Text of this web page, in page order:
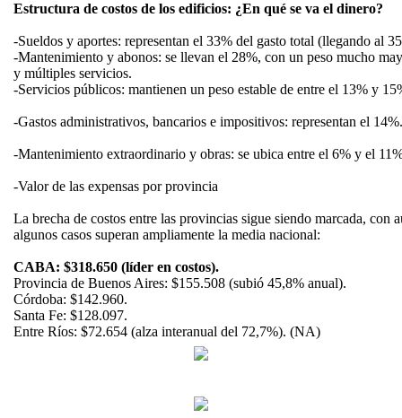
Estructura de costos de los edificios: ¿En qué se va el dinero?
-Sueldos y aportes: representan el 33% del gasto total (llegando al
-Mantenimiento y abonos: se llevan el 28%, con un peso mucho
y múltiples servicios.
-Servicios públicos: mantienen un peso estable de entre el 13% y
-Gastos administrativos, bancarios e impositivos: representan el 14%.
-Mantenimiento extraordinario y obras: se ubica entre el 6% y el
-Valor de las expensas por provincia
La brecha de costos entre las provincias sigue siendo marcada, con
algunos casos superan ampliamente la media nacional:
CABA: $318.650 (líder en costos).
Provincia de Buenos Aires: $155.508 (subió 45,8% anual).
Córdoba: $142.960.
Santa Fe: $128.097.
Entre Ríos: $72.654 (alza interanual del 72,7%). (NA)